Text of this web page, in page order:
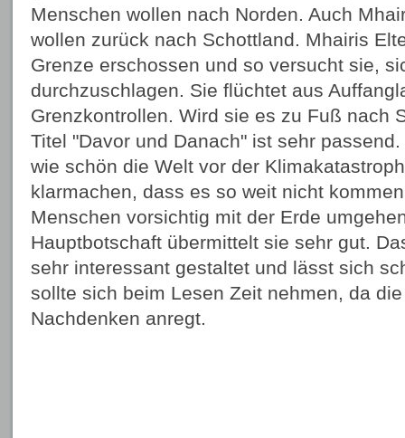
Menschen wollen nach Norden. Auch
wollen zurück nach Schottland. Mhairis
Grenze erschossen und so versucht sie,
durchzuschlagen. Sie flüchtet aus
Grenzkontrollen. Wird sie es zu Fuß nach
Titel "Davor und Danach" ist sehr
wie schön die Welt vor der
klarmachen, dass es so weit nicht
Menschen vorsichtig mit der Erde
Hauptbotschaft übermittelt sie sehr gut.
sehr interessant gestaltet und lässt sich
sollte sich beim Lesen Zeit nehmen, da
Nachdenken anregt.